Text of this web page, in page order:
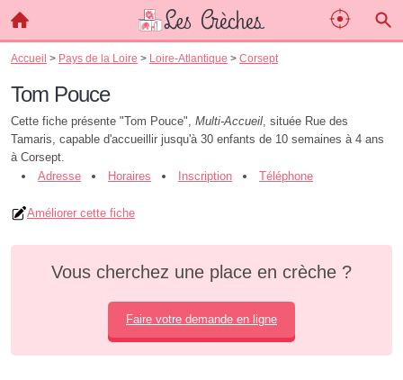
Accueil > Pays de la Loire > Loire-Atlantique > Corsept
Tom Pouce
Cette fiche présente "Tom Pouce", Multi-Accueil, située Rue des
Tamaris, capable d'accueillir jusqu'à 30 enfants de 10 semaines à 4 ans
à Corsept.
Adresse
Horaires Inscription Téléphone
Améliorer cette fiche
Vous cherchez une place en crèche ?
Faire votre demande en ligne